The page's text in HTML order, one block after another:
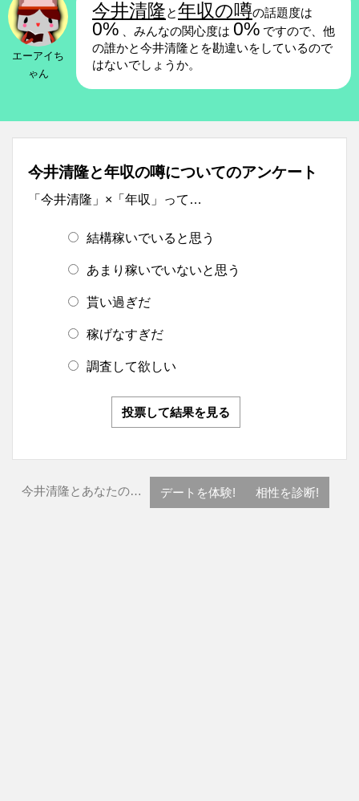
エーアイち
ゃん
今井清隆と年収の噂の話題度は
0% 、みんなの関心度は 0% ですので、他
の誰かと今井清隆とを勘違いをしているので
はないでしょうか。
今井清隆と年収の噂についてのアンケート
「今井清隆」×「年収」って…
結構稼いでいると思う
あまり稼いでいないと思う
貰い過ぎだ
稼げなすぎだ
調査して欲しい
投票して結果を見る
今井清隆とあなたの… デートを体験! 相性を診断!